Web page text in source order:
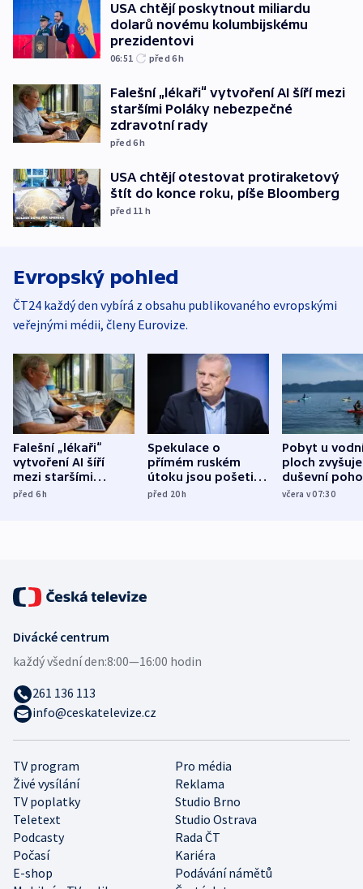
USA chtějí poskytnout miliardu
dolarů novému kolumbijskému
prezidentovi
06:51 před 6h
Falešní „lékaři“ vytvoření AI šíří mezi
staršími Poláky nebezpečné
zdravotní rady
před 6h
USA chtějí otestovat protiraketový
štít do konce roku, píše Bloomberg
před 11 h
Evropský pohled
ČT24 každý den vybírá z obsahu publikovaného evropskými
veřejnými médii, členy Eurovize.
Falešní „lékaři“
vytvoření AI šíří
mezi staršími
Poláky nebezpečné
před 6h
Spekulace o
přímém ruském
útoku jsou pošetilé,
míní estonský
před 20h
Pobyt u
ploch zvyšuje
duševní
ukázala
včera v 07:30
TV program
Pro média
Živé vysílání
Reklama
TV poplatky
Studio Brno
Teletext
Studio Ostrava
Podcasty
Rada ČT
Počasí
Kariéra
E-shop
Podávání námětů
Divácké centrum
každý všední den:8:00—16:00 hodin
261 136 113
info@ceskatelevize.cz